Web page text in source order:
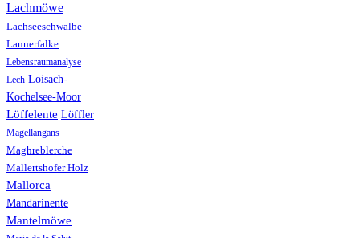
Lachmöwe
Lachseeschwalbe
Lannerfalke
Lebensraumanalyse
Lech Loisach-
Kochelsee-Moor
Löffelente Löffler
Magellangans
Maghreblerche
Mallertshofer Holz
Mallorca
Mandarinente
Mantelmöwe